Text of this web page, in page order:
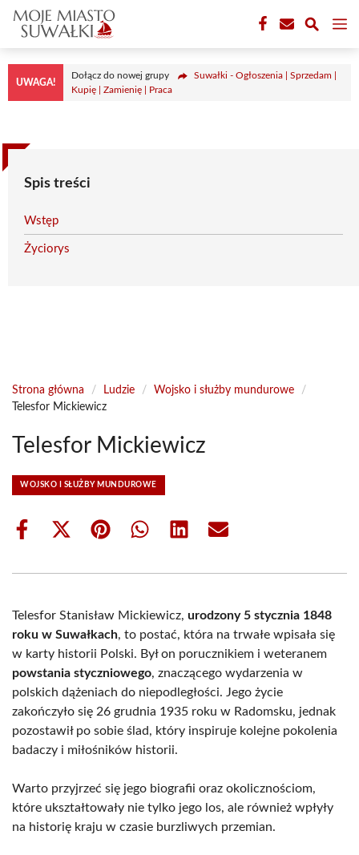
Przejdź
treści
UWAGA!
Dołącz do nowej grupy
Suwałki - Ogłoszenia | Sprzedam |
Kupię | Zamienię | Praca
Spis treści
Wstęp
Życiorys
Strona główna / Ludzie / Wojsko i służby mundurowe
/
Telesfor Mickiewicz
Telesfor Mickiewicz
WOJSKO I SŁUŻBY MUNDUROWE
Share
Share
(Twitter)
Share Share Share Share
Telesfor Stanisław Mickiewicz, urodzony 5 stycznia 1848
roku w Suwałkach, to postać, która na trwałe wpisała się
w karty historii Polski. Był on porucznikiem i weteranem
powstania styczniowego, znaczącego wydarzenia w
polskich dążeniach do niepodległości. Jego życie
zakończyło się 26 grudnia 1935 roku w Radomsku, jednak
pozostawił po sobie ślad, który inspiruje kolejne pokolenia
badaczy i miłośników historii.
Warto przyjrzeć się jego biografii oraz okolicznościom,
które ukształtowały nie tylko jego los, ale również wpłyły
na historię kraju w czasie burzliwych przemian.